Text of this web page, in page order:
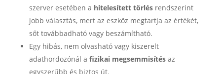
szerver esetében a hitelesített törlésrendszerint
jobb választás, mert az eszköz megtartja az értékét,
sőt továbbadható vagy beszámítható.
Egy hibás, nem olvasható vagy kiszerelt
adathordozónál a fizikai megsemmisítésaz
egyszerűbb és biztos út.